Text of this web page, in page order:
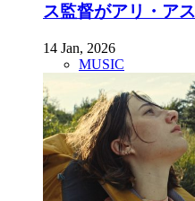
ス監督がアリ・ア
14 Jan, 2026
MUSIC